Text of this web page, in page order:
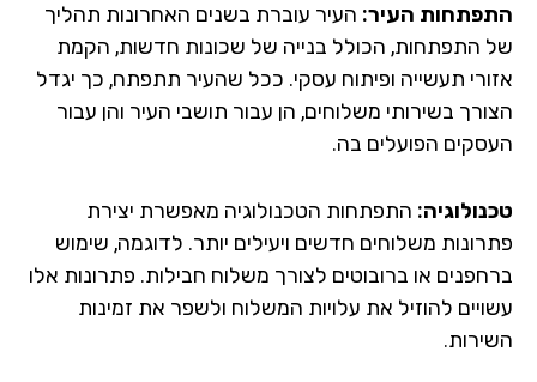
העיר:העיר עוברת בשנים האחרונות תהליך
התפתחות, הכולל בנייה של שכונות חדשות, הקמת
תעשייה ופיתוח עסקי. ככל שהעיר תתפתח, כך יגדל
בשירותי משלוחים, הן עבור תושבי העיר והן עבור
הפועלים בה.
התפתחות הטכנולוגיה מאפשרת יצירת
משלוחים חדשים ויעילים יותר. לדוגמה, שימוש
או ברובוטים לצורך משלוח חבילות. פתרונות אלו
להוזיל את עלויות המשלוח ולשפר את זמינות